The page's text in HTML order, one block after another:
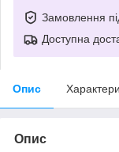
Замовлення
Доступна
Опис
Опис